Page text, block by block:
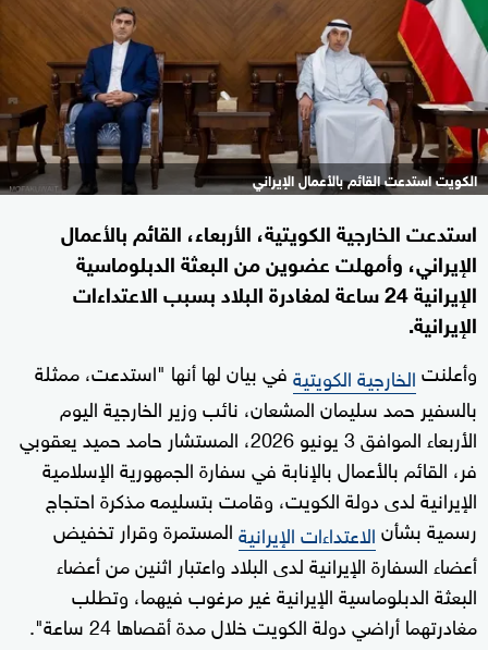
الكويت استدعت القائم بالأعمال الإيراني
استدعت الخارجية الكويتية، الأربعاء، القائم بالأعمال
الإيراني، وأمهلت عضوين من البعثة الدبلوماسية
الإيرانية 24 ساعة لمغادرة البلاد بسبب الاعتداءات
الإيرانية.
وأعلنتالخارجية الكويتيةفي بيان لها أنها "استدعت، ممثلة
بالسفير حمد سليمان المشعان، نائب وزير الخارجية اليوم
الأربعاء الموافق 3 يونيو 2026، المستشار حامد حميد يعقوبي
فر، القائم بالأعمال بالإنابة في سفارة الجمهورية الإسلامية
الإيرانية لدى دولة الكويت، وقامت بتسليمه مذكرة احتجاج
رسمية بشأنالاعتداءات الإيرانيةالمستمرة وقرار تخفيض
أعضاء السفارة الإيرانية لدى البلاد واعتبار اثنين من أعضاء
البعثة الدبلوماسية الإيرانية غير مرغوب فيهما، وتطلب
مغادرتهما أراضي دولة الكويت خلال مدة أقصاها 24 ساعة".